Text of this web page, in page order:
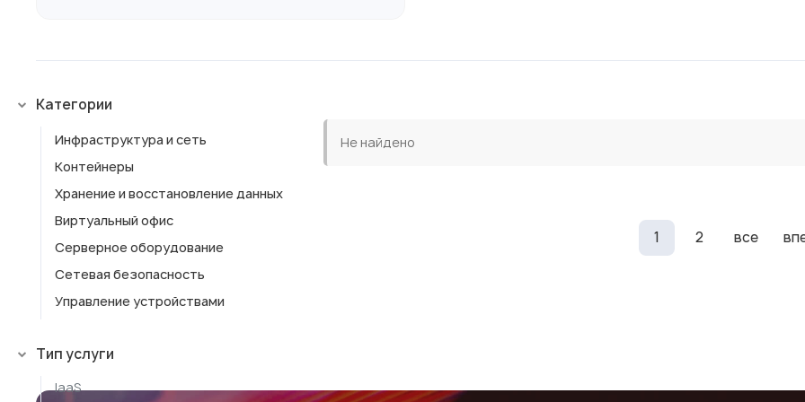
Категории
Инфраструктура и сеть
Контейнеры
Хранение и восстановление данных
Виртуальный офис
Серверное оборудование
Сетевая безопасность
Управление устройствами
Тип услуги
IaaS
Не найдено
1 2 все